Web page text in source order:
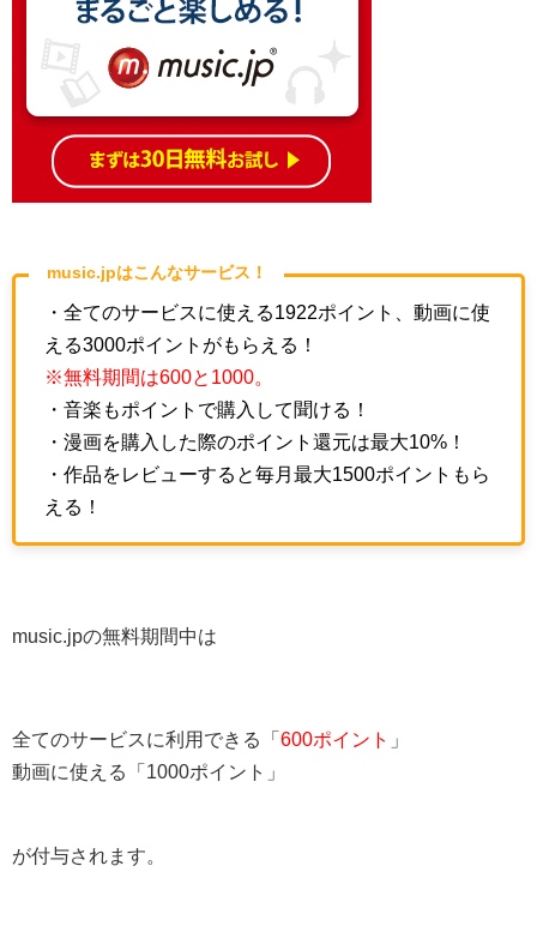
music.jpはこんなサービス！
・全てのサービスに使える1922ポイント、動画に使
える3000ポイントがもらえる！
※無料期間は600と1000。
・音楽もポイントで購入して聞ける！
・漫画を購入した際のポイント還元は最大10%！
・作品をレビューすると毎月最大1500ポイントもら
える！
music.jpの無料期間中は
全てのサービスに利用できる「 600ポイント
」
動画に使える「1000ポイント」
が付与されます。